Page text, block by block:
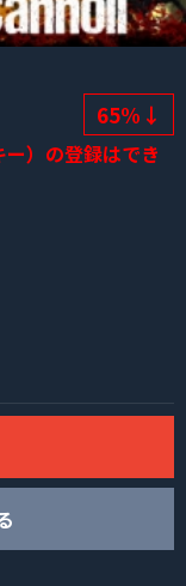
65%↓
）の登録はでき